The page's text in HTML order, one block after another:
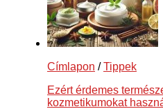
Címlapon /Tippek
Ezért érdemes
kozmetikumokat